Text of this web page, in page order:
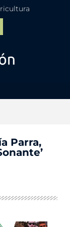
Parra,